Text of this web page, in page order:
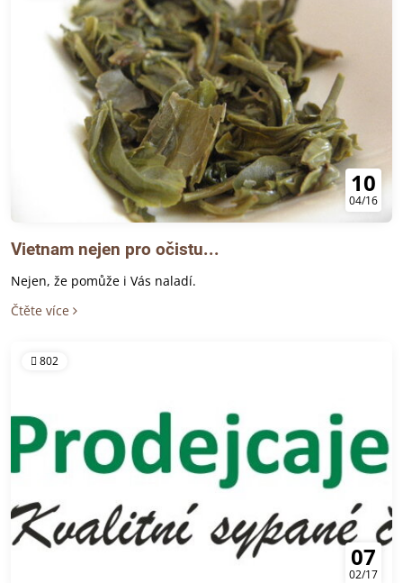
10
04/16
Vietnam nejen pro očistu...
Nejen, že pomůže i Vás naladí.
Čtěte více
802
07
02/17